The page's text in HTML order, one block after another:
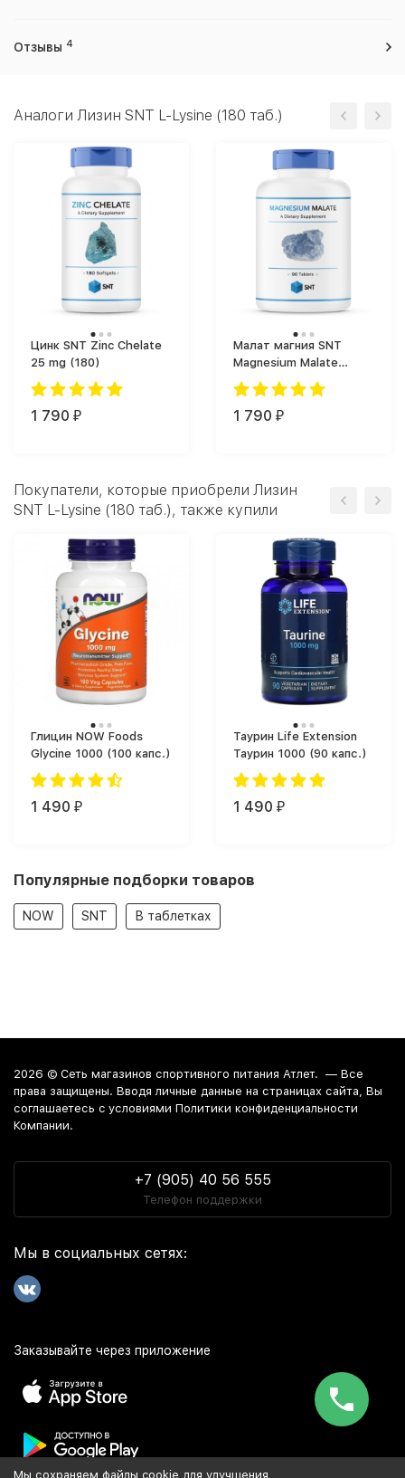
Отзывы 4
Аналоги Лизин SNT L-Lysine (180 таб.)
Цинк SNT Zinc Chelate
25 mg (180)
1 790 ₽
Малат магния SNT
Magnesium Malate
(магнезиум) 400 mg
(90 tabs)
1 790 ₽
Покупатели, которые приобрели Лизин
SNT L-Lysine (180 таб.), также купили
Глицин NOW Foods
Glycine 1000 (100 капс.)
1 490 ₽
Таурин Life Extension
Таурин 1000 (90 капс.)
1 490 ₽
Популярные подборки товаров
NOW SNT В таблетках
2026 © Сеть магазинов спортивного питания Атлет. — Все
права защищены. Вводя личные данные на страницах сайта, Вы
соглашаетесь c условиями Политики конфиденциальности
Компании.
+7 (905) 40 56 555
Телефон поддержки
Мы в социальных сетях:
Заказывайте через приложение
Мы сохраняем файлы cookie для улучшения